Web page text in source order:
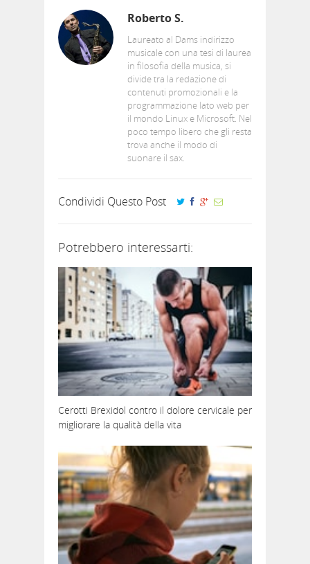
Roberto S.
Laureato al Dams indirizzo
musicale con una tesi di laurea
in filosofia della musica, si
divide tra la redazione di
contenuti promozionali e la
programmazione lato web per
il mondo Linux e Microsoft. Nel
poco tempo libero che gli resta
trova anche il modo di
suonare il sax.
Condividi Questo Post
Potrebbero interessarti:
Cerotti Brexidol contro il dolore cervicale per
migliorare la qualità della vita